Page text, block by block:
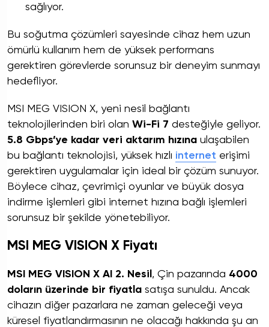
sağlıyor.
Bu soğutma çözümleri sayesinde cihaz hem uzun
ömürlü kullanım hem de yüksek performans
gerektiren görevlerde sorunsuz bir deneyim sunmayı
hedefliyor.
MSI MEG VISION X, yeni nesil bağlantı
teknolojilerinden biri olan Wi-Fi 7 desteğiyle geliyor.
5.8 Gbps’ye kadar veri aktarım hızına ulaşabilen
bu bağlantı teknolojisi, yüksek hızlı internet erişimi
gerektiren uygulamalar için ideal bir çözüm sunuyor.
Böylece cihaz, çevrimiçi oyunlar ve büyük dosya
indirme işlemleri gibi internet hızına bağlı işlemleri
sorunsuz bir şekilde yönetebiliyor.
MSI MEG VISION X Fiyatı
MSI MEG VISION X AI 2. Nesil , Çin pazarında 4000
doların üzerinde bir fiyatla satışa sunuldu. Ancak
cihazın diğer pazarlara ne zaman geleceği veya
küresel fiyatlandırmasının ne olacağı hakkında şu an